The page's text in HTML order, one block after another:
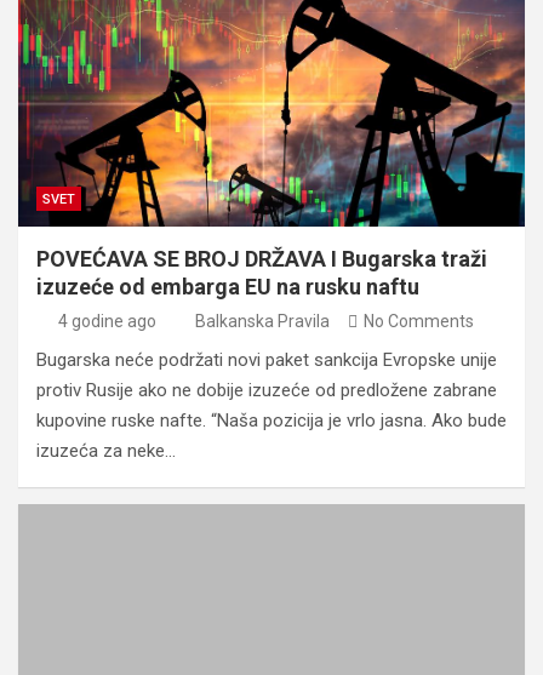
SVET
POVEĆAVA SE BROJ DRŽAVA I Bugarska traži
izuzeće od embarga EU na rusku naftu
4 godine ago Balkanska Pravila No Comments
Bugarska neće podržati novi paket sankcija Evropske unije
protiv Rusije ako ne dobije izuzeće od predložene zabrane
kupovine ruske nafte. “Naša pozicija je vrlo jasna. Ako bude
izuzeća za neke…